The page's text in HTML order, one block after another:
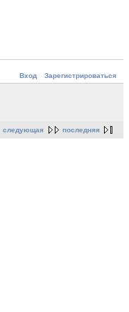
Вход
Зарегистрироваться
следующая последняя